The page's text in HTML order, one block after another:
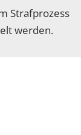
Strafprozess
werden.